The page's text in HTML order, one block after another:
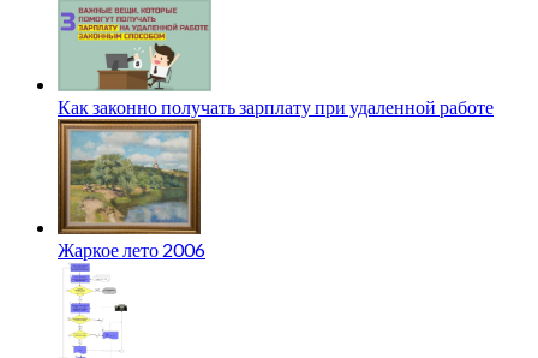
Как законно получать зарплату при удаленной работе
Жаркое лето 2006